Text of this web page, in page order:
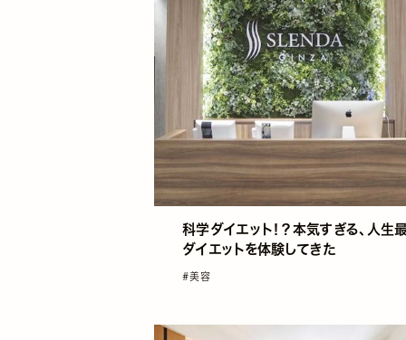
科学ダイエット！？本気すぎる、人生
ダイエットを体験してきた
#美容